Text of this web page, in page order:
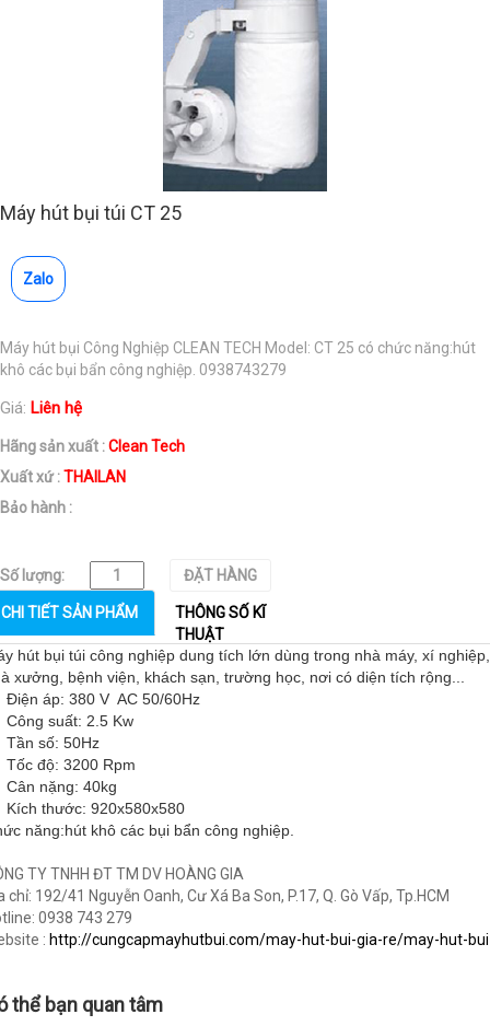
Máy hút bụi túi CT 25
Zalo
Máy hút bụi Công Nghiệp CLEAN TECH Model: CT 25 có chức năng:hút
khô các bụi bẩn công nghiệp. 0938743279
Giá: Liên hệ
Hãng sản xuất :Clean Tech
Xuất xứ :THAILAN
Bảo hành :
Số lượng: ĐẶT HÀNG
CHI TIẾT SẢN PHẨM
THÔNG SỐ KĨ
THUẬT
hút bụi túi công nghiệp dung tích lớn dùng trong nhà máy, xí nghiệp,
xưởng, bệnh viện, khách sạn, trường học, nơi có diện tích rộng...
áp: 380 V AC 50/60Hz
suất: 2.5 Kw
số: 50Hz
độ: 3200 Rpm
nặng: 40kg
thước: 920x580x580
năng:hút khô các bụi bẩn công nghiệp.
TY TNHH ĐT TM DV HOÀNG GIA
chỉ: 192/41 Nguyễn Oanh, Cư Xá Ba Son, P.17, Q. Gò Vấp, Tp.HCM
0938 743 279
: http://cungcapmayhutbui.com/may-hut-bui-gia-re/may-hut-
thể bạn quan tâm